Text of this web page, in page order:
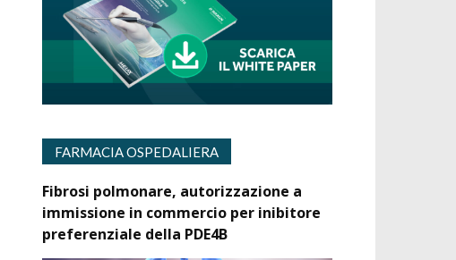
FARMACIA OSPEDALIERA
Fibrosi polmonare, autorizzazione a
immissione in commercio per inibitore
preferenziale della PDE4B